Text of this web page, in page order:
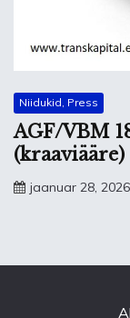
Niidukid, Press
AGF/VBM
(kraaviääre)
jaanuar 28, 2026